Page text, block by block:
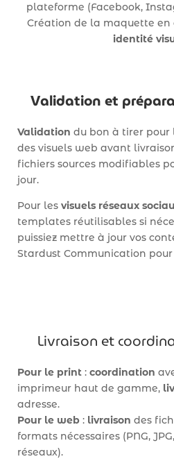
plateforme (Facebook,
Création de la maquette en
identité
Validation et
Validation du bon à tirer pour
des visuels web avant
fichiers sources modifiables
jour.
Pour les visuels réseaux
templates réutilisables si
puissiez mettre à jour vos
Stardust Communication
Livraison et
Pour le print: coordination
imprimeur haut de gamme,
adresse.
Pour le web: livraison des
formats nécessaires (PNG,
réseaux).